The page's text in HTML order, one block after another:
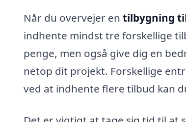
Når du overvejer en tilbygning
indhente mindst tre forskellige
penge, men også give dig en
netop dit projekt. Forskellige
ved at indhente flere tilbud kan